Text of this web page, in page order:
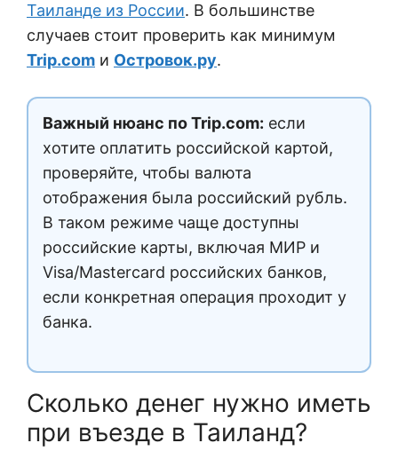
Таиланде из России. В большинстве
случаев стоит проверить как минимум
Trip.com и Островок.ру.
Важный нюанс по Trip.com: если
хотите оплатить российской картой,
проверяйте, чтобы валюта
отображения была российский рубль.
В таком режиме чаще доступны
российские карты, включая МИР и
Visa/Mastercard российских банков,
если конкретная операция проходит у
банка.
Сколько денег нужно иметь
при въезде в Таиланд?